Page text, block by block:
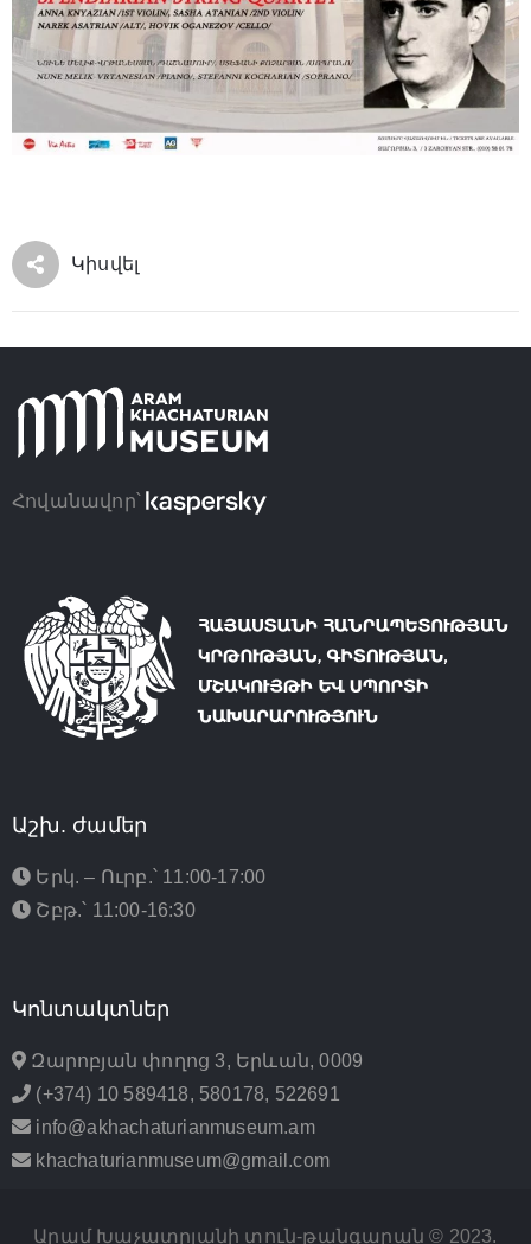
Կիսվել
Հովանավոր՝
Աշխ. ժամեր
Երկ. – Ուրբ.՝ 11:00-17:00
Շբթ.՝ 11:00-16:30
Կոնտակտներ
Զարոբյան փողոց 3, Երևան, 0009
(+374) 10 589418, 580178, 522691
info@akhachaturianmuseum.am
khachaturianmuseum@gmail.com
Արամ Խաչատրյանի տուն-թանգարան © 2023.